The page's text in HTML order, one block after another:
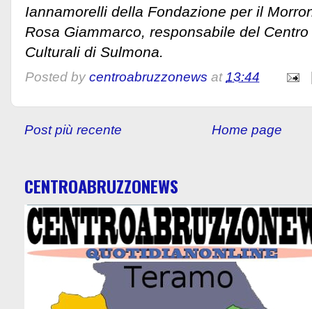
Iannamorelli della Fondazione per il
Rosa Giammarco, responsabile del
Culturali di Sulmona.
Posted by centroabruzzonews at13:44
Post più recente Home page
CENTROABRUZZONEWS